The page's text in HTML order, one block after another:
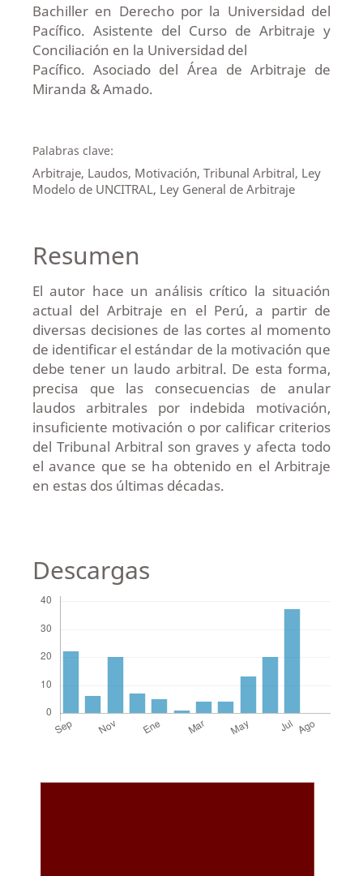
Bachiller en Derecho por la Universidad del
Pacífico. Asistente del Curso de Arbitraje y
Conciliación en la Universidad del
Pacífico. Asociado del Área de Arbitraje de
Miranda & Amado.
Palabras clave:
Arbitraje, Laudos, Motivación, Tribunal Arbitral, Ley
Modelo de UNCITRAL, Ley General de Arbitraje
Resumen
El autor hace un análisis crítico la situación
actual del Arbitraje en el Perú, a partir de
diversas decisiones de las cortes al momento
de identificar el estándar de la motivación que
debe tener un laudo arbitral. De esta forma,
precisa que las consecuencias de anular
laudos arbitrales por indebida motivación,
insuficiente motivación o por calificar criterios
del Tribunal Arbitral son graves y afecta todo
el avance que se ha obtenido en el Arbitraje
en estas dos últimas décadas.
Descargas